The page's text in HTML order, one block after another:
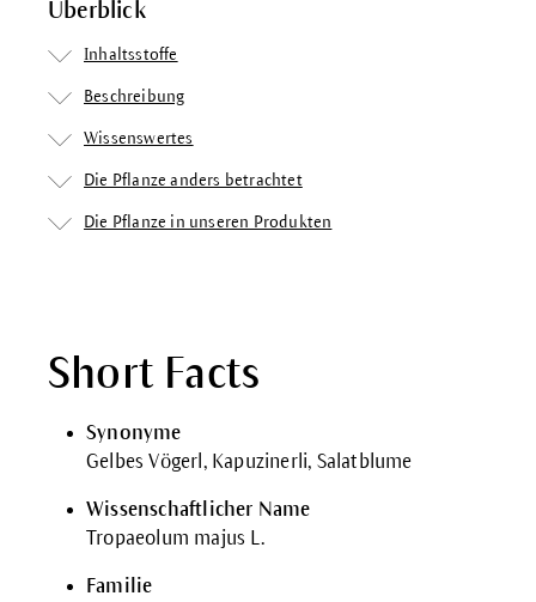
Überblick
Inhaltsstoffe
Beschreibung
Wissenswertes
Die Pflanze anders betrachtet
Die Pflanze in unseren Produkten
Short Facts
Synonyme
Gelbes Vögerl, Kapuzinerli, Salatblume
Wissenschaftlicher Name
Tropaeolum majus L.
Familie